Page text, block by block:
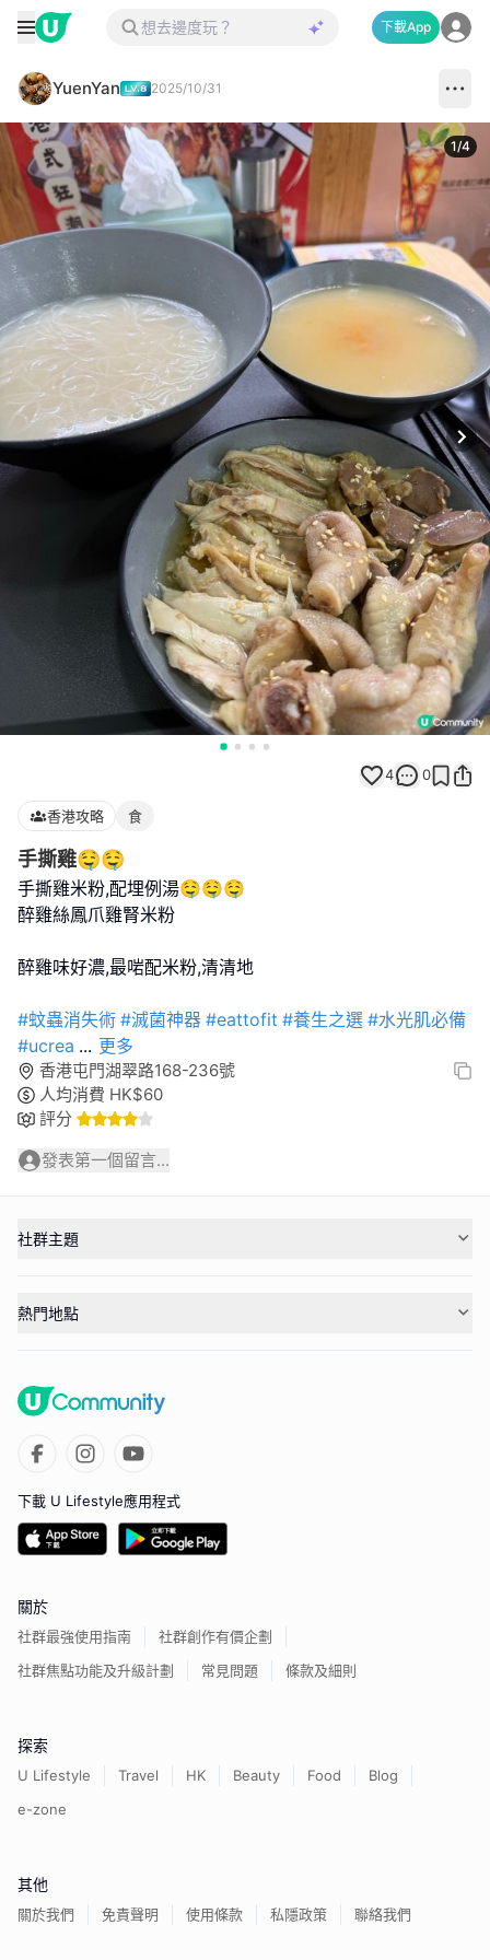
下載App
YuenYan 2025/10/31
1/4
4 0
香港攻略 食
手撕雞🤤🤤
手撕雞米粉,配埋例湯🤤🤤🤤
醉雞絲鳳爪雞腎米粉
醉雞味好濃,最啱配米粉,清清地
#蚊蟲消失術 #滅菌神器 #eattofit #養生之選 #水光肌必備
#ucrea ... 更多
香港屯門湖翠路168-236號
人均消費 HK$60
評分
發表第一個留言...
社群主題
熱門地點
下載 U Lifestyle應用程式
關於
社群最強使用指南
社群創作有價企劃
社群焦點功能及升級計劃
常見問題 條款及細則
探索
U Lifestyle Travel HK Beauty Food
Blog
e-zone
其他
關於我們 免責聲明 使用條款 私隱政策 聯絡我們